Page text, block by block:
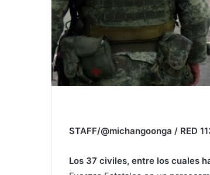
STAFF/@michangoonga / RED
Los 37 civiles, entre los cuales